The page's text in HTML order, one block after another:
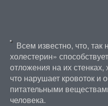
Всем известно, что,
холестерин»
отложения на их
что нарушает кровоток и
питательными
человека.